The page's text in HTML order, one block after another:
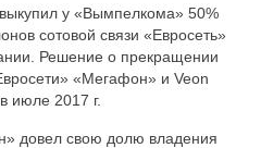
у «Вымпелкома» 50%
сотовой связи «Евросеть»
Решение о прекращении
«Мегафон» и Veon
июле 2017 г.
довел свою долю владения